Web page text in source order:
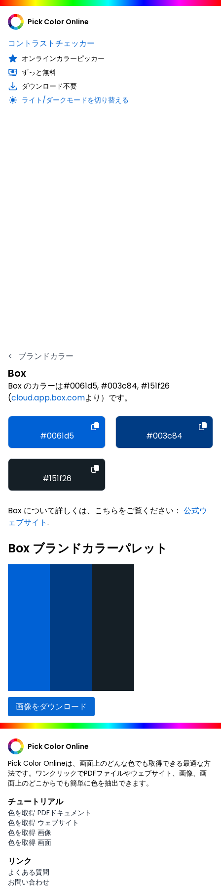
Pick Color Online
コントラストチェッカー
オンラインカラーピッカー
ずっと無料
ダウンロード不要
ライト/ダークモードを切り替える
< ブランドカラー
Box
Box のカラーは#0061d5, #003c84, #151f26
(cloud.app.box.comより）です。
#0061d5 #003c84
#151f26
Box について詳しくは、こちらをご覧ください： 公式ウ
ェブサイト.
Box ブランドカラーパレット
画像をダウンロード
Pick Color Online
Pick Color Onlineは、画面上のどんな色でも取得できる最適な方
法です。ワンクリックでPDFファイルやウェブサイト、画像、画
面上のどこからでも簡単に色を抽出できます。
チュートリアル
色を取得 PDFドキュメント
色を取得 ウェブサイト
色を取得 画像
色を取得 画面
リンク
よくある質問
お問い合わせ